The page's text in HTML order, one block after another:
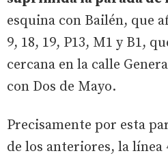
esquina con Bailén, que
9, 18, 19, P13, M1 y B1,
cercana en la calle
con Dos de Mayo.
Precisamente por esta
de los anteriores, la